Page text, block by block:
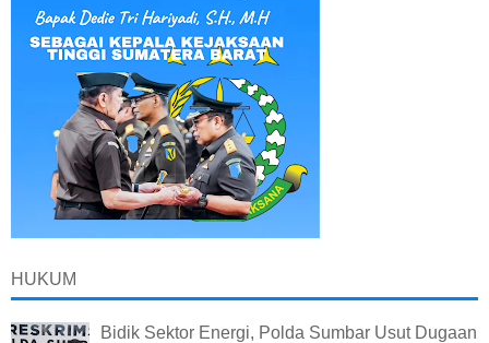
HUKUM
Bidik Sektor Energi, Polda Sumbar Usut Dugaan